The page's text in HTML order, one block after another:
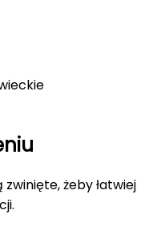
żeby łatwiej